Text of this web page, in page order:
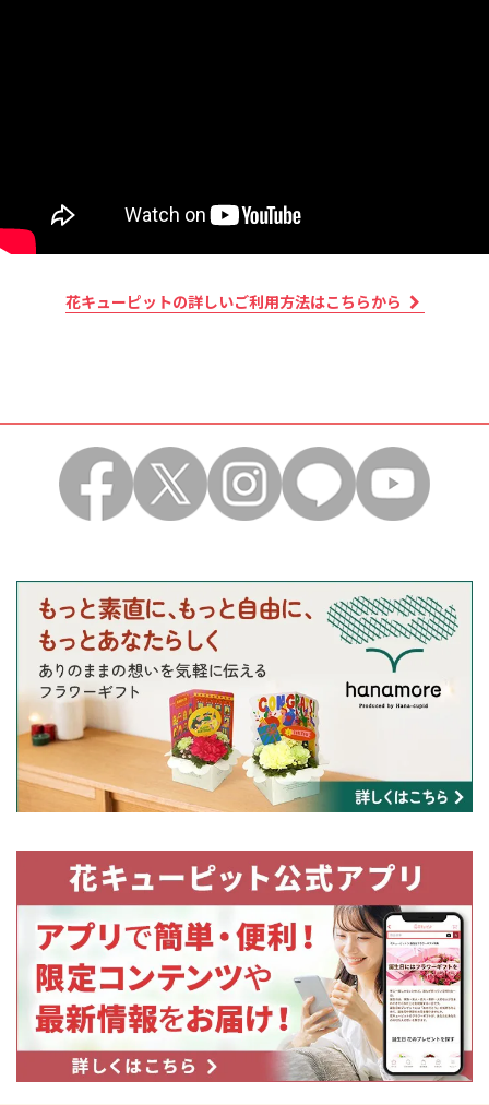
本キャンペーンは花キューピット(株)による提供で
す。本キャンペーンについてのお問い合わせは
本キャンペーンに関するお問い合わせは、下記「本
本キャンペーンは、花キューピット(株)が主催し、
事務局が運営しております。 なお、適正な運用を行
う為に事務局が必要と判断した場合に限り、本キャ
ンペーンの応募条件変更・中止等、あらゆる対応を
8.個人情報について
お客様から頂いた個人情報は、本キャンペーンの賞
品送付およびメールマガジン配信等のマーケティン
グ活動に使用し、本件に関する諸連絡の目的以外に
利用することはありません。 お客様の個人情報をお
客様の同意なしに第三者に開示・提供することはあ
りません。 頂いた個人情報は、個人情報保護方針に
基づき安全かつ適切に管理致します。
9.権利の帰属等
本キャンペーンに関する文章、画像、プログラムそ
の他一切のものについて発生している著作権、商標
権、意匠権、工業所有権等の知的財産権、肖像権及
びパブリシティ権等の人格権、並びに所有権その他
一切の権利は、キャンペーン応募者が自ら独自に作
成したものに関する権利を除き、弊社、又は当該権
利を有する第三者に帰属します。
キャンペーン応募者は、本キャンペーンにおいて投
稿、アップロードした一切の情報（文字情報、画像
花キューピットの詳しいご利用方法はこちらから